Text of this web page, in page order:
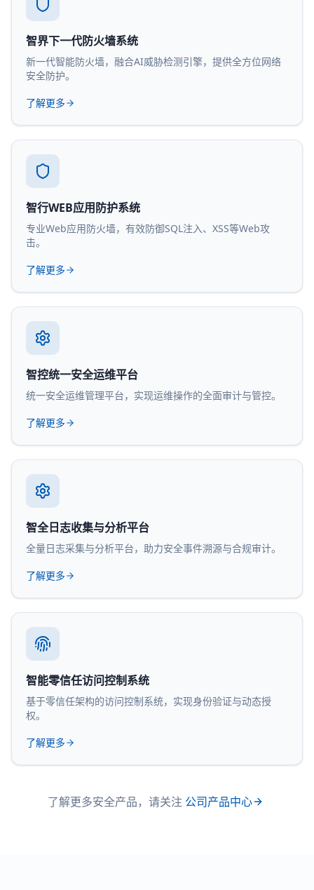
智界下一代防火墙系统
新一代智能防火墙，融合AI威胁检测引擎，提供全方位网络
安全防护。
了解更多
智行WEB应用防护系统
专业Web应用防火墙，有效防御SQL注入、XSS等Web攻
击。
了解更多
智控统一安全运维平台
统一安全运维管理平台，实现运维操作的全面审计与管控。
了解更多
智全日志收集与分析平台
全量日志采集与分析平台，助力安全事件溯源与合规审计。
了解更多
智能零信任访问控制系统
基于零信任架构的访问控制系统，实现身份验证与动态授
权。
了解更多
了解更多安全产品，请关注 公司产品中心